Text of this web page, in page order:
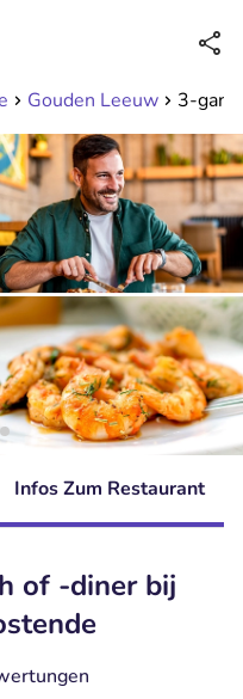
23:00 Uhr (max 0,09€/Min)
Gouden Leeuw 3-
Infos Zum Restaurant
of -diner bij